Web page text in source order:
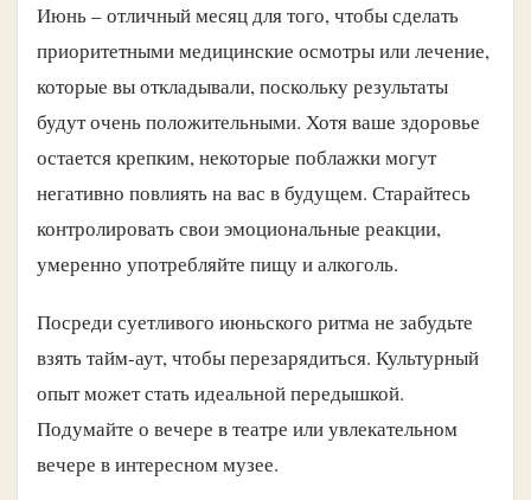
Июнь – отличный месяц для того, чтобы сделать
приоритетными медицинские осмотры или лечение,
которые вы откладывали, поскольку результаты
будут очень положительными. Хотя ваше здоровье
остается крепким, некоторые поблажки могут
негативно повлиять на вас в будущем. Старайтесь
контролировать свои эмоциональные реакции,
умеренно употребляйте пищу и алкоголь.
Посреди суетливого июньского ритма не забудьте
взять тайм-аут, чтобы перезарядиться. Культурный
опыт может стать идеальной передышкой.
Подумайте о вечере в театре или увлекательном
вечере в интересном музее.